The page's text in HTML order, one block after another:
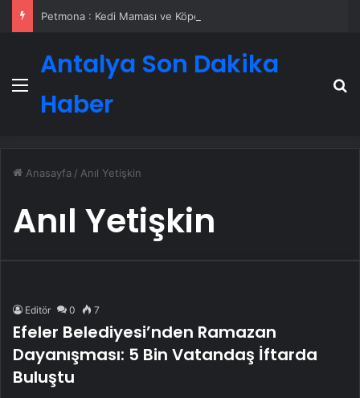
Menü
Antalya Son Dakika
Haber
Anasayfa / Anıl Yetişkin
Anıl Yetişkin
Editör 0 7
Efeler Belediyesi’nden Ramazan
Dayanışması: 5 Bin Vatandaş İftarda
Buluştu